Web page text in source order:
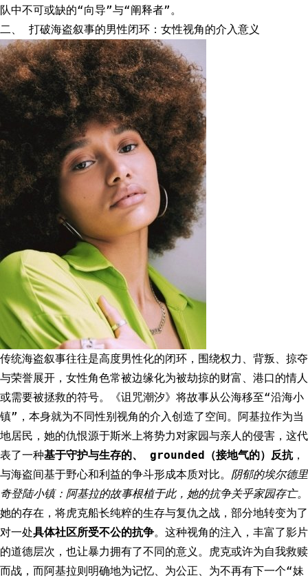
队中不可或缺的“向导”与“阐释者”。
二、 打破海盗叙事的男性闭环：女性视角的介入意义
传统海盗叙事往往是高度男性化的闭环，围绕权力、背叛、掠夺
与荣誉展开，女性角色常被边缘化为被劫掠的财富、港口的情人
或需要被拯救的符号。《诅咒潮汐》将故事从公海移至“沿海小
镇”，本身就为不同性别视角的介入创造了空间。阿基拉作为当
地居民，她的仇恨源于斯米上将势力对家园与亲人的侵害，这代
表了一种基于守护与生存的、 grounded（接地气的）反抗，
与海盗间基于野心和利益的争斗形成本质对比。 阴郁的埃尔德里
奇登陆小镇：阿基拉的故事根植于此，她的抗争关乎家园存亡。
她的存在，将虎克船长纯粹的生存与复仇之战，部分地转变为了
对一处具体社区所受不公的抗争。这种视角的注入，丰富了影片
的道德层次，也让暴力拥有了不同的意义。虎克或许为自我救赎
而战，而阿基拉则明确地为记忆、为公正、为不再有下一个“妹